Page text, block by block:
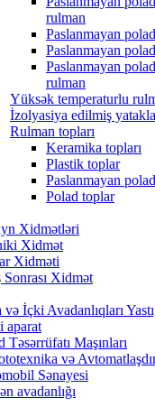
rulman
Paslanmayan
Paslanmayan
Paslanmayan
rulman
Yüksək temperaturlu
İzolyasiya edilmiş
Rulman topları
Keramika topları
Plastik toplar
Paslanmayan
Polad toplar
Xidmətləri
Xidmət
Xidməti
Sonrası Xidmət
İçki Avadanlıqları
aparat
Təsərrüfatı Maşınları
və
Sənayesi
avadanlığı